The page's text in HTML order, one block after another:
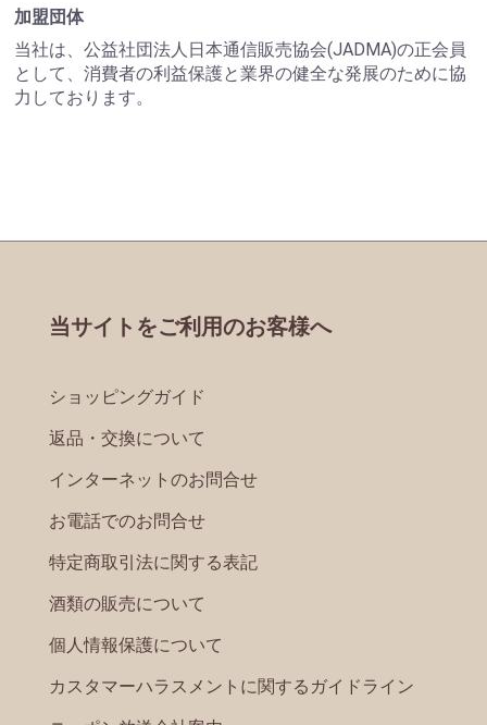
加盟団体
当社は、公益社団法人日本通信販売協会(JADMA)の正会員
として、消費者の利益保護と業界の健全な発展のために協
力しております。
当サイトをご利用のお客様へ
ショッピングガイド
返品・交換について
インターネットのお問合せ
お電話でのお問合せ
特定商取引法に関する表記
酒類の販売について
個人情報保護について
カスタマーハラスメントに関するガイドライン